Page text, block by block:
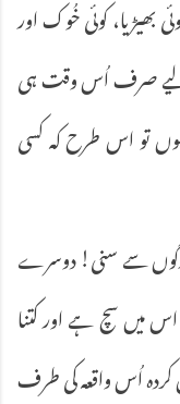
بھیڑیا، کوئی خُوک اور
صرف اُس وقت ہی
ہوں تو اس طرح کہ کسی
سے سنی! دوسرے
میں سچ ہے اور کتنا
اُس واقعہ کی طرف